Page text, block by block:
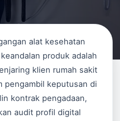
alat kesehatan
produk adalah
klien rumah sakit
pengambil keputusan di
kontrak pengadaan,
audit profil digital